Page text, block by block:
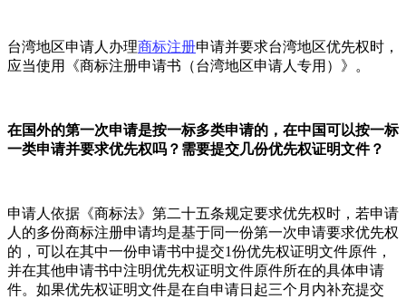
台湾地区申请人办理商标注册申请并要求台湾地区优先权时，
应当使用《商标注册申请书（台湾地区申请人专用）》。
在国外的第一次申请是按一标多类申请的，在中国可以按一标
一类申请并要求优先权吗？需要提交几份优先权证明文件？
申请人依据《商标法》第二十五条规定要求优先权时，若申请
人的多份商标注册申请均是基于同一份第一次申请要求优先权
的，可以在其中一份申请书中提交1份优先权证明文件原件，
并在其他申请书中注明优先权证明文件原件所在的具体申请
件。如果优先权证明文件是在自申请日起三个月内补充提交